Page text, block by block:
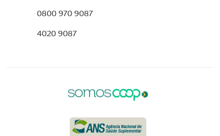
0800 970 9087
4020 9087